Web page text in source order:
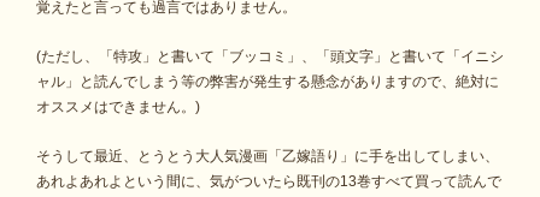
覚えたと言っても過言ではありません。
(ただし、「特攻」と書いて「ブッコミ」、「頭文字」と書いて「イニシ
ャル」と読んでしまう等の弊害が発生する懸念がありますので、絶対に
オススメはできません。)
そうして最近、とうとう大人気漫画「乙嫁語り」に手を出してしまい、
あれよあれよという間に、気がついたら既刊の13巻すべて買って読んで